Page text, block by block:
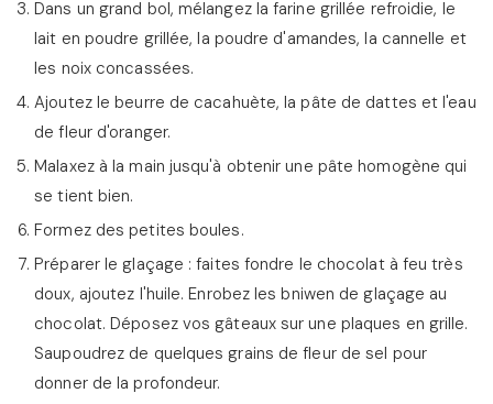
Dans un grand bol, mélangez la farine grillée refroidie, le
lait en poudre grillée, la poudre d'amandes, la cannelle et
les noix concassées.
Ajoutez le beurre de cacahuète, la pâte de dattes et l'eau
de fleur d'oranger.
Malaxez à la main jusqu'à obtenir une pâte homogène qui
se tient bien.
Formez des petites boules.
Préparer le glaçage : faites fondre le chocolat à feu très
doux, ajoutez l'huile. Enrobez les bniwen de glaçage au
chocolat. Déposez vos gâteaux sur une plaques en grille.
Saupoudrez de quelques grains de fleur de sel pour
donner de la profondeur.